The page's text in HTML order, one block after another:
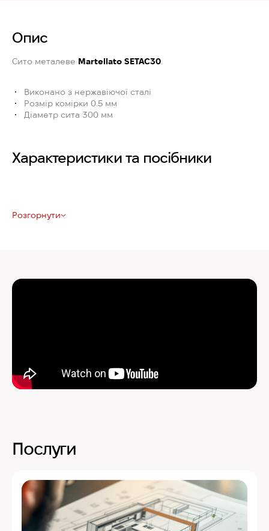
Опис
Сито металеве Martellato SETAC30
Виконано з нержавіючої сталі
Розмір комірки 0.5 мм
Діаметр сита 300 мм
Характеристики та посібники
Розгорнути
Послуги